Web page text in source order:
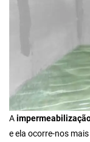
A
e ela ocorre-nos